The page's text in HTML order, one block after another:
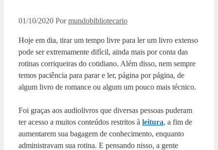
01/10/2020 Pormundobibliotecario
Hoje em dia, tirar um tempo livre para ler um livro extenso
pode ser extremamente difícil, ainda mais por conta das
rotinas corriqueiras do cotidiano. Além disso, nem sempre
temos paciência para parar e ler, página por página, de
algum livro de romance ou algum um pouco mais técnico.
Foi graças aos audiolivros que diversas pessoas puderam
ter acesso a muitos conteúdos restritos à leitura, a fim de
aumentarem sua bagagem de conhecimento, enquanto
administravam sua rotina. E pensando nisso, a gente